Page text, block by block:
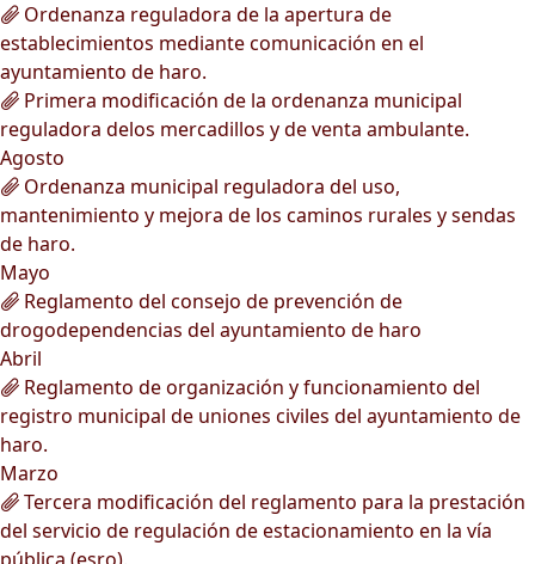
Ordenanza reguladora de la apertura de
establecimientos mediante comunicación en el
ayuntamiento de haro.
Primera modificación de la ordenanza municipal
reguladora delos mercadillos y de venta ambulante.
Agosto
Ordenanza municipal reguladora del uso,
mantenimiento y mejora de los caminos rurales y sendas
de haro.
Mayo
Reglamento del consejo de prevención de
drogodependencias del ayuntamiento de haro
Abril
Reglamento de organización y funcionamiento del
registro municipal de uniones civiles del ayuntamiento de
haro.
Marzo
Tercera modificación del reglamento para la prestación
del servicio de regulación de estacionamiento en la vía